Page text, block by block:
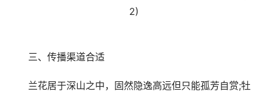
三、传播渠道合适
兰花居于深山之中，固然隐逸高远但只能孤芳自赏;牡